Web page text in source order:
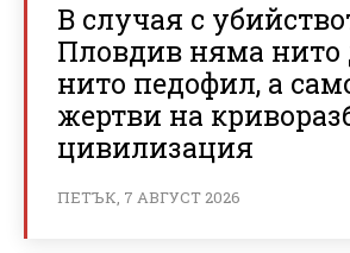
В случая с
Пловдив няма нито
нито педофил, а
жертви на
цивилизация
ПЕТЪК, 7 АВГУСТ 2026